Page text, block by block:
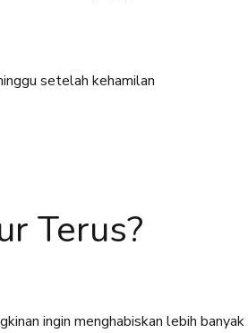
setelah kehamilan
Terus?
ingin menghabiskan lebih banyak